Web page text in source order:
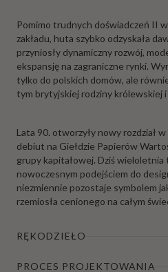
Pomimo trudnych doświadczeń II
zakładu, huta szybko odzyskała
przyniosły dynamiczny rozwój,
ekspansję na zagraniczne rynki.
tylko do polskich domów, ale
tym brytyjskiej rodziny królewskiej
Lata 90. otworzyły nowy rozdział
debiut na Giełdzie Papierów
grupy kapitałowej. Dziś wieloletnia
nowoczesnym podejściem do
niezmiennie pozostaje symbolem
rzemiosła cenionego na całym
RĘKODZIEŁO
PROCES PROJEKTOWANIA